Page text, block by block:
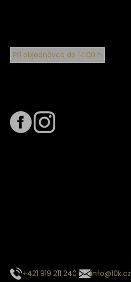
Při objednávce do 14:00 h
+421 919 211 240 info@10k.cz